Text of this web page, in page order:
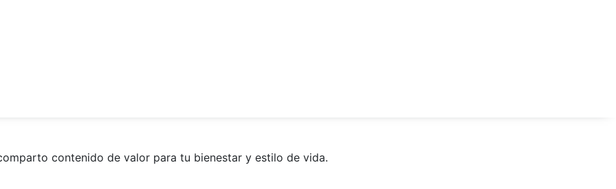
contenido de valor para tu bienestar y estilo de vida.